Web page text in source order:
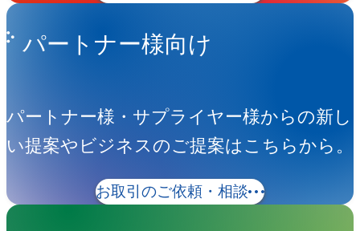
パートナー様向け
パートナー様・サプライヤー様からの新し
い提案やビジネスのご提案はこちらから。
お取引のご依頼・相談